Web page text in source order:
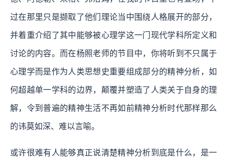
过在那里只是撷取了他们理论当中围绕人格展开的部分，
并着重介绍了其中能够被心理学这一门现代学科所定义和
讨论的内容。而在杨照老师的节目中，你将听到不只属于
心理学而是作为人类思想史重要组成部分的精神分析，如
何超越单一学科的边界，颠覆并塑造了人类关于自身的理
解，令到普遍的精神生活不再如前精神分析时代那样那么
的讳莫如深、难以言喻。
或许很难有人能够真正说清楚精神分析到底是什么，是一